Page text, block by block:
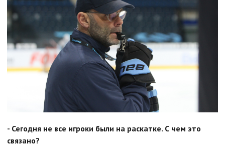
- Сегодня не все игроки были на раскатке. С чем это
связано?